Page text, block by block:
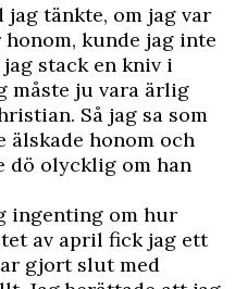
tänkte, om jag var
kunde jag inte
stack en kniv i
måste ju vara ärlig
Så jag sa som
älskade honom och
dö olycklig om han
ingenting om hur
av april fick jag ett
gjort slut med